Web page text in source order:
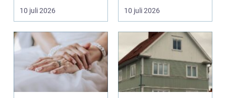
verksamheter. Den
används för att fl...
10 juli 2026
För många ä...
10 juli 2026